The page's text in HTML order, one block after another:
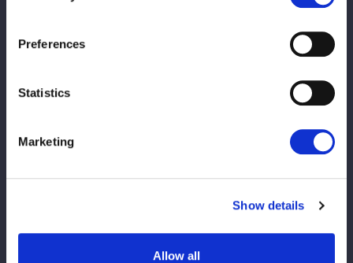
Preferences
Statistics
Marketing
Show details
Allow all
《Tam Nakano Archive -Eternal Dre
am-》特設ページはこちら
【イベント参加ルール、注意事項】
※ご来場されるお客様へのお願い 必ずご一読下さい※
観戦規約
■ 営業時間
11:00～15:00